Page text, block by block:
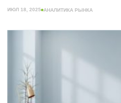
ИЮЛ 18, 2025 АНАЛИТИКА РЫНКА